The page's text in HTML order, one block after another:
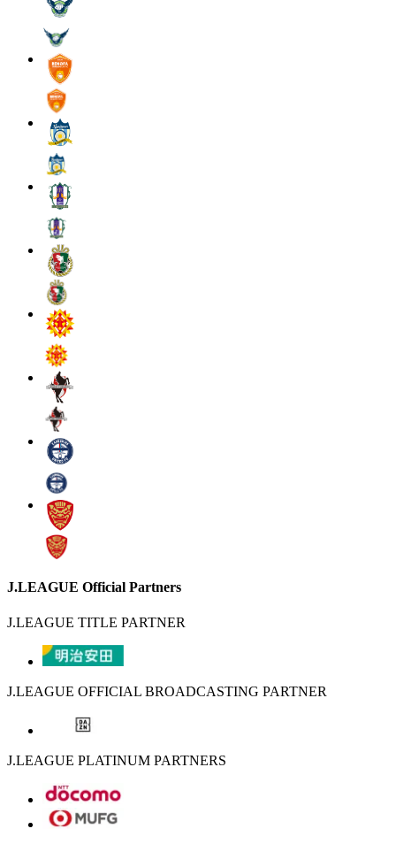
J.LEAGUE Official Partners
J.LEAGUE TITLE PARTNER
J.LEAGUE OFFICIAL BROADCASTING PARTNER
J.LEAGUE PLATINUM PARTNERS